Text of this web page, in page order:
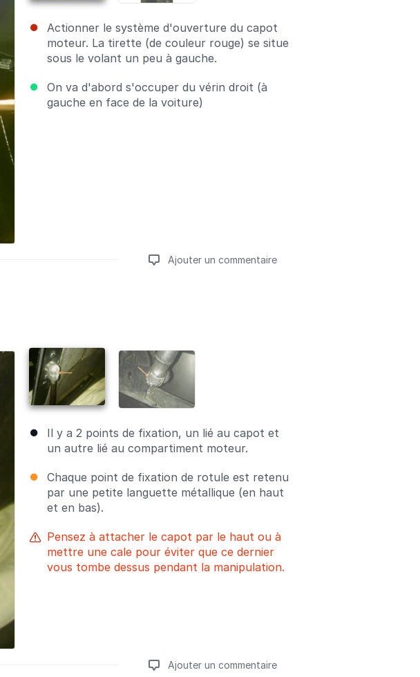
Actionner le système d'ouverture du capot
moteur. La tirette (de couleur rouge) se situe
sous le volant un peu à gauche.
On va d'abord s'occuper du vérin droit (à
gauche en face de la voiture)
Ajouter un commentaire
Il y a 2 points de fixation, un lié au capot et
un autre lié au compartiment moteur.
Chaque point de fixation de rotule est retenu
par une petite languette métallique (en haut
et en bas).
Pensez à attacher le capot par le haut ou à
mettre une cale pour éviter que ce dernier
vous tombe dessus pendant la manipulation.
Ajouter un commentaire